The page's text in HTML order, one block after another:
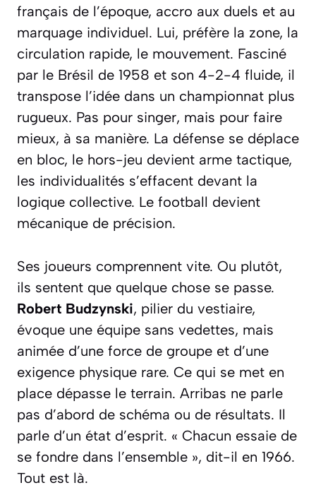
français de l’époque, accro aux duels et au
marquage individuel. Lui, préfère la zone, la
circulation rapide, le mouvement. Fasciné
par le Brésil de 1958 et son 4-2-4 fluide, il
transpose l’idée dans un championnat plus
rugueux. Pas pour singer, mais pour faire
mieux, à sa manière. La défense se déplace
en bloc, le hors-jeu devient arme tactique,
les individualités s’effacent devant la
logique collective. Le football devient
mécanique de précision.
Ses joueurs comprennent vite. Ou plutôt,
ils sentent que quelque chose se passe.
Robert Budzynski, pilier du vestiaire,
évoque une équipe sans vedettes, mais
animée d’une force de groupe et d’une
exigence physique rare. Ce qui se met en
place dépasse le terrain. Arribas ne parle
pas d’abord de schéma ou de résultats. Il
parle d’un état d’esprit. « Chacun essaie de
se fondre dans l’ensemble », dit-il en 1966.
Tout est là.